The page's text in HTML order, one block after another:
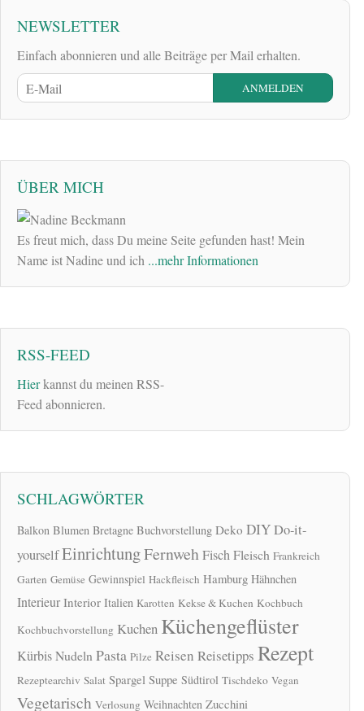
NEWSLETTER
Einfach abonnieren und alle Beiträge per Mail erhalten.
ÜBER MICH
Es freut mich, dass Du meine Seite gefunden hast! Mein
Name ist Nadine und ich ...mehr Informationen
RSS-FEED
Hierkannst du meinen RSS-
Feed abonnieren.
SCHLAGWÖRTER
Balkon Blumen Bretagne Buchvorstellung Deko DIYDo-it-
yourselfEinrichtungFernwehFischFleisch Frankreich
Garten Gemüse Gewinnspiel Hackfleisch Hamburg Hähnchen
Interieur Interior Italien Karotten Kekse & Kuchen Kochbuch
Kochbuchvorstellung Kuchen Küchengeflüster
KürbisNudeln Pasta Pilze Reisen Reisetipps Rezept
Rezeptearchiv Salat Spargel Suppe Südtirol Tischdeko Vegan
Vegetarisch Verlosung Weihnachten Zucchini